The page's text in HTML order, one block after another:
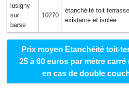
lusigny
sur
barse
10270
étanchéité toit
existante et isolée
Prix moyen Etanchéité toit-
25 à 60 euros par mètre
en cas de double